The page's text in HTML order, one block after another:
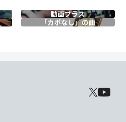
動画プラス
「カポなし」の曲